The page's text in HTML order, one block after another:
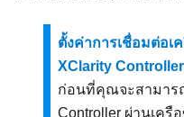
ตั้งค่าการเชื่อมต่อเ
XClarity Controller
ก่อนที่คุณจะสามาร
Controller ผ่านเครื